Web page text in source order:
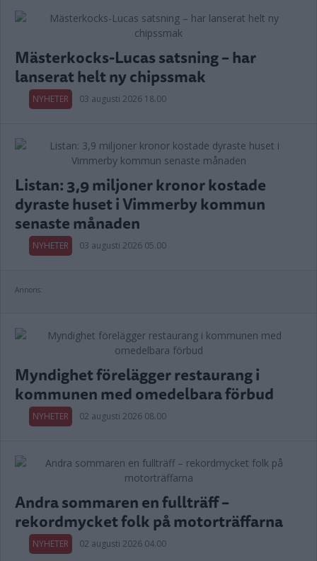
Mästerkocks-Lucas satsning – har
lanserat helt ny chipssmak
NYHETER 03 augusti 2026 18.00
Listan: 3,9 miljoner kronor kostade
dyraste huset i Vimmerby kommun
senaste månaden
NYHETER 03 augusti 2026 05.00
Annons:
Myndighet förelägger restaurang i
kommunen med omedelbara förbud
NYHETER 02 augusti 2026 08.00
Andra sommaren en fullträff –
rekordmycket folk på motorträffarna
NYHETER 02 augusti 2026 04.00